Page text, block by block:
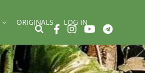
ORIGINALS LOG IN